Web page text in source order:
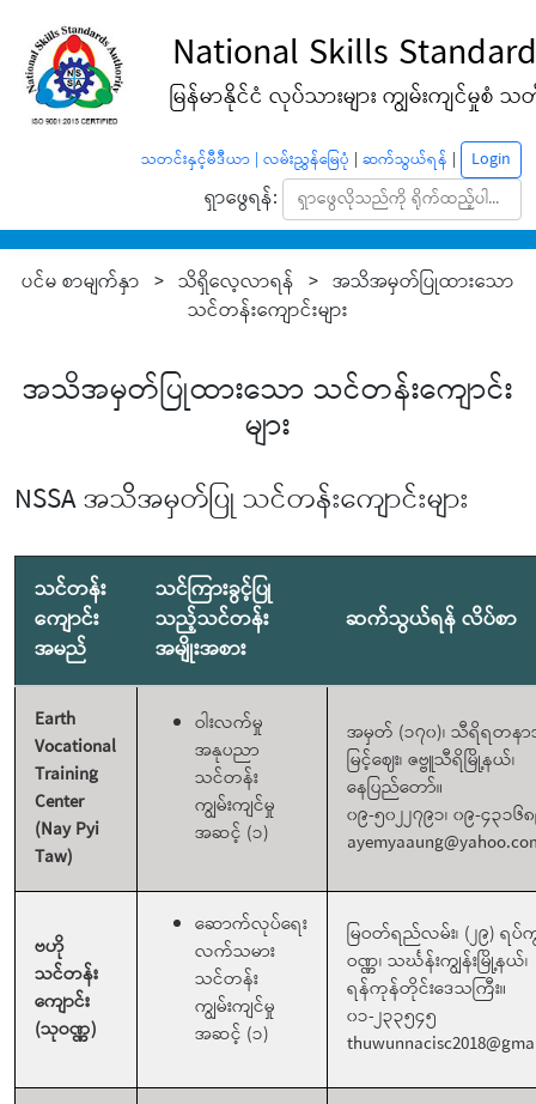
National Skills
မြန်မာနိုင်ငံ လုပ်သားများ ကျွမ်းကျင်မှုစံ သ
သတင်းနှင့်မီဒီယာ | လမ်းညွှန်မြေပုံ | ဆက်သွယ်ရန် | Login
ရှာဖွေရန်:
ပင်မ စာမျက်နှာ > သိရှိလေ့လာရန် > အသိအမှတ်ပြုထားသော
သင်တန်းကျောင်းများ
အသိအမှတ်ပြုထားသော သင်တန်းကျောင်း
များ
NSSA အသိအမှတ်ပြု သင်တန်းကျောင်းများ
သင်တန်း
ကျောင်း
အမည်
သင်ကြားခွင့်ပြု
သည့်သင်တန်း
အမျိုးအစား
ဆက်သွယ်ရန် လိပ်စာ
Earth
Vocational
Training
Center
(Nay Pyi
Taw)
ဝါးလက်မှု
အနုပညာ
သင်တန်း
ကျွမ်းကျင်မှု
အဆင့် (၁)
အမှတ် (၁၇၀)၊ သီရိရတန
မြင့်ဈေး၊ ဇဗ္ဗူသီရိမြို့နယ်၊
နေပြည်တော်။
၀၉-၅၀၂၂၇၉၁၊ ၀၉-၄၃၁၆
ဗဟို
သင်တန်း
ကျောင်း
(သုဝဏ္ဏ)
ဆောက်လုပ်ရေး
လက်သမား
သင်တန်း
ကျွမ်းကျင်မှု
အဆင့် (၁)
မြဝတ်ရည်လမ်း၊ (၂၉) ရ
ဝဏ္ဏ၊ သင်္ဃန်းကျွန်းမြို့နယ်၊
ရန်ကုန်တိုင်းဒေသကြီး။
၀၁-၂၃၃၅၄၅